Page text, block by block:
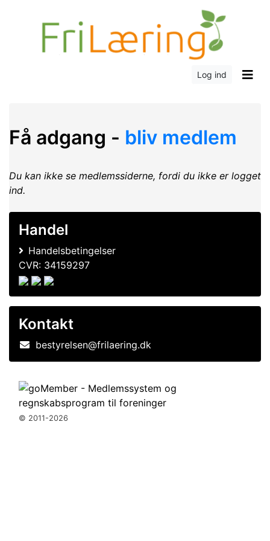
Log ind
Få adgang - bliv medlem
Du kan ikke se medlemssiderne, fordi du ikke er logget
ind.
Handel
Handelsbetingelser
CVR: 34159297
Kontakt
bestyrelsen@frilaering.dk
© 2011-2026